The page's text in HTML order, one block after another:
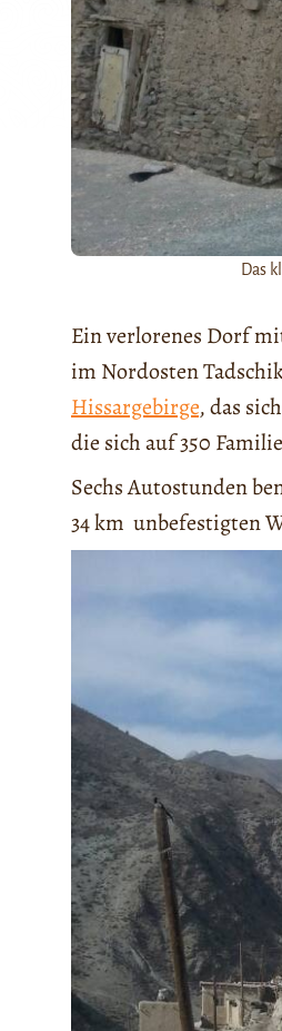
Das
Ein verlorenes Dorf
im Nordosten
Hissargebirge, das
die sich auf 350
Sechs Autostunden
34 km unbefestigten